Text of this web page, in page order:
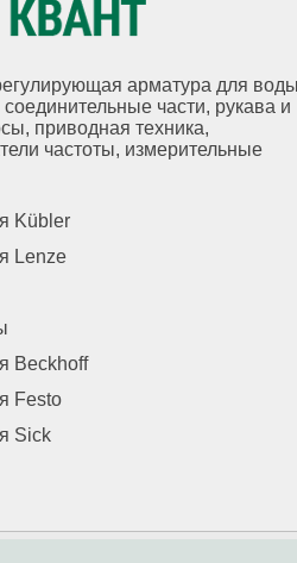
арматура для
соединительные части, рукава и
приводная техника,
частоты, измерительные
Kübler
Lenze
Beckhoff
Festo
Sick